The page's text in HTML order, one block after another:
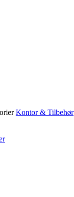
Kontor & Tilbehør